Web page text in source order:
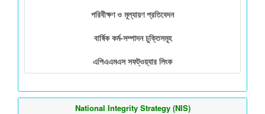
পরিবীক্ষণ ও মূল্যায়ণ প্রতিবেদন
বার্ষিক কর্ম-সম্পাদন চুক্তিসমূহ
এপিএএমএস সফট্ওয়্যার লিংক
National Integrity Strategy (NIS)